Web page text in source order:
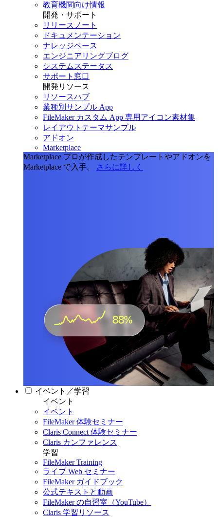
教育機関向け情報
開発・サポート
リリースノート
ドキュメンテーション
ナレッジベース
エンジニアリングブログ
システムステータス
サポート窓口
開発リソース
リソースハブ
業種別サンプル App
FileMaker カスタム App 専用アイコン素材集
レイアウトテーマサンプル
アドオン
Marketplace
Marketplace プロが作成したテンプレートやアドオンを
Marketplace で入手。
さらに詳しく
イベント／学習
イベント
イベント
FileMaker 体験セミナー
Claris Connect 体験セミナー
Claris カンファレンス
学習
FileMaker Training
ライブ Web セミナー
FileMaker ガイドブック
公式テキストと動画
FileMaker の自習室（YouTube）
Claris 学習リソース